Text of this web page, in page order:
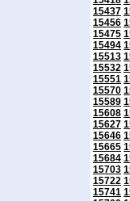
15437
15456
15475
15494
15513
15532
15551
15570
15589
15608
15627
15646
15665
15684
15703
15722
15741